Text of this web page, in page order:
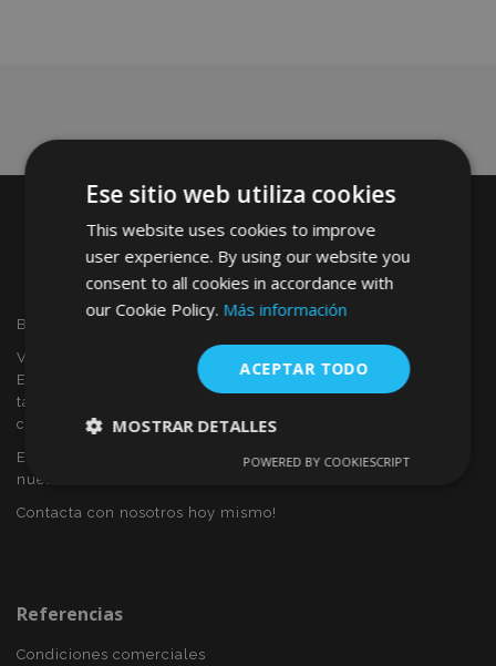
Bienvenido a VTVAUTO
VTVAUTO es distribuidor y proveedor al por mayor en
Europa, de accesorios de automóvil, tales como:
tapacubos, derivabrisas, fundas para asientos, alfombrillas,
cubiertas cromadas, marcos, etc.
Eres interesado en dropshipping o deseas convertirte en
nuestro socio?
Contacta con nosotros hoy mismo!
Referencias
Condiciones comerciales
Ese sitio web utiliza cookies
This website uses cookies to improve
user experience. By using our website you
consent to all cookies in accordance with
our Cookie Policy. Más información
ACEPTAR TODO
MOSTRAR DETALLES
necesarias
Cookies de
preferencias
POWERED BY COOKIESCRIPT